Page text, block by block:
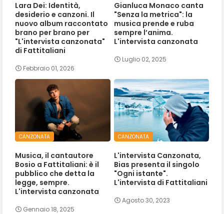
Lara Dei: Identità,
desiderio e canzoni. Il
nuovo album raccontato
brano per brano per
"L'intervista canzonata"
di Fattitaliani
Febbraio 01, 2026
Gianluca Monaco canta
"Senza la metrica": la
musica prende e ruba
sempre l’anima.
L'intervista canzonata
Luglio 02, 2025
CANZONATA
Musica, il cantautore
Bosio a Fattitaliani: è il
pubblico che detta la
legge, sempre.
L'intervista canzonata
Gennaio 18, 2025
CANZONATA
L'intervista Canzonata,
Bias presenta il singolo
"Ogni istante".
L'intervista di Fattitaliani
Agosto 30, 2023